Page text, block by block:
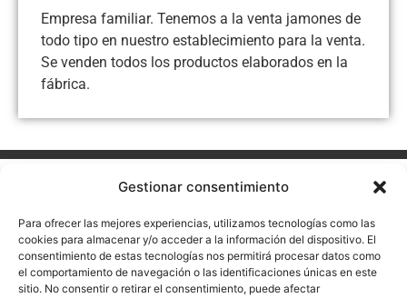
Gestionar consentimiento
Para ofrecer las mejores experiencias, utilizamos tecnologías como las
cookies para almacenar y/o acceder a la información del dispositivo. El
consentimiento de estas tecnologías nos permitirá procesar datos como
el comportamiento de navegación o las identificaciones únicas en este
sitio. No consentir o retirar el consentimiento, puede afectar
Empresa familiar. Tenemos a la venta jamones de
todo tipo en nuestro establecimiento para la venta.
Se venden todos los productos elaborados en la
fábrica.
Política de Privacidad
Política de Cookies
FINANCIADO POR LA UNIÓN EUROPEA CON EL PROGRAMA KIT
DIGITAL POR LOS FONDOS NEXT GENERATION (EU) DEL
MECANISMO DE RECUPERACIÓN Y RESILENCIA
© Guia Telefónica de Empresas – Todos los derechos reservados.